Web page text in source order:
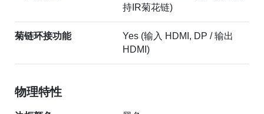
持IR菊花链)
菊链环接功能
Yes (输入 HDMI, DP / 输出
HDMI)
物理特性